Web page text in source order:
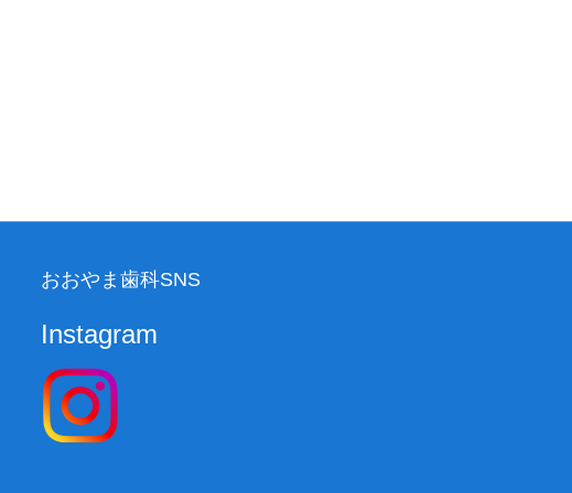
おおやま歯科SNS
Instagram